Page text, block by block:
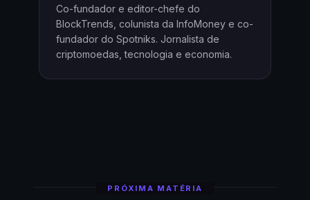
Co-fundador e editor-chefe do
BlockTrends, colunista da InfoMoney e co-
fundador do Spotniks. Jornalista de
criptomoedas, tecnologia e economia.
PRÓXIMA MATÉRIA